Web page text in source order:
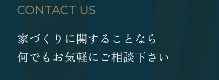
CONTACT US
家づくりに関することなら
何でもお気軽にご相談下さい